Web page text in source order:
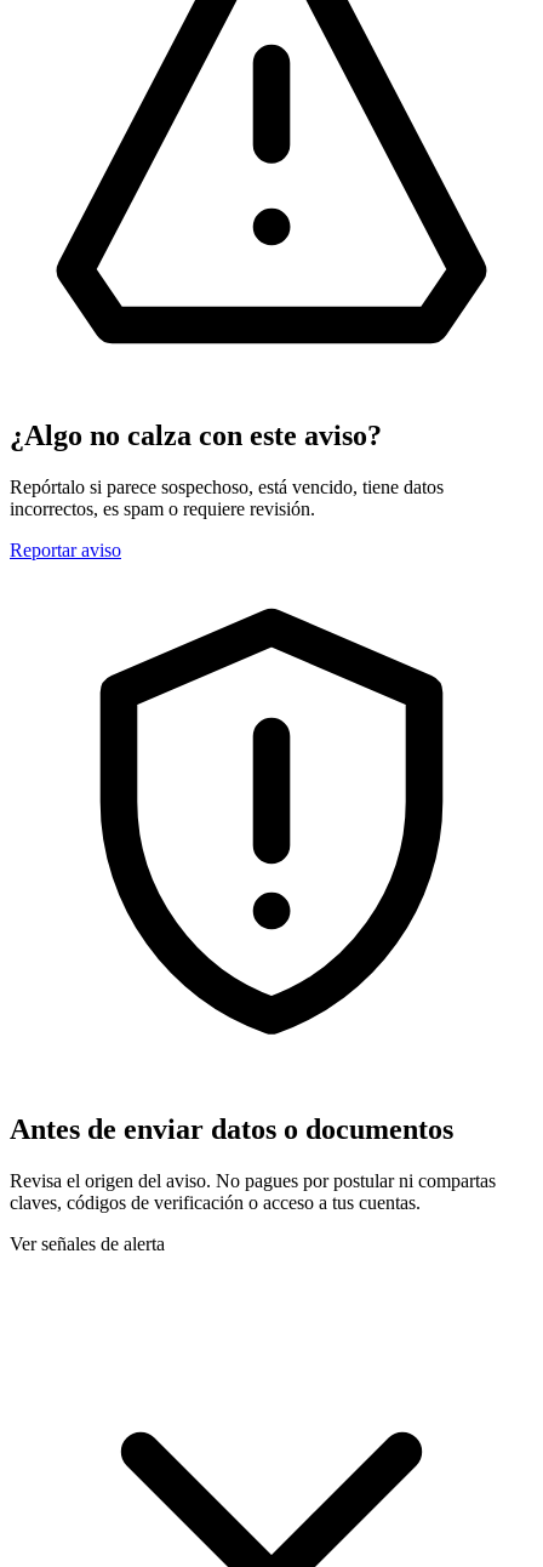
¿Algo no calza con este aviso?
Repórtalo si parece sospechoso, está vencido, tiene datos
incorrectos, es spam o requiere revisión.
Reportar aviso
Antes de enviar datos o documentos
Revisa el origen del aviso. No pagues por postular ni compartas
claves, códigos de verificación o acceso a tus cuentas.
Ver señales de alerta